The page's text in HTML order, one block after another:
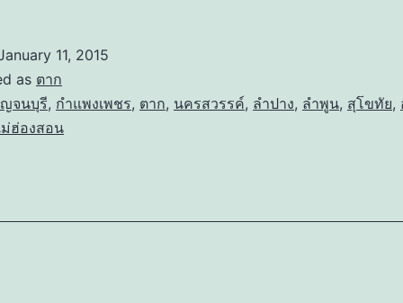
11, 2015
as ตาก
จนบุรี, กำแพงเพชร, ตาก, นครสวรรค์, ลำปาง, ลำพูน, สุโขทัย,
ฮ่องสอน